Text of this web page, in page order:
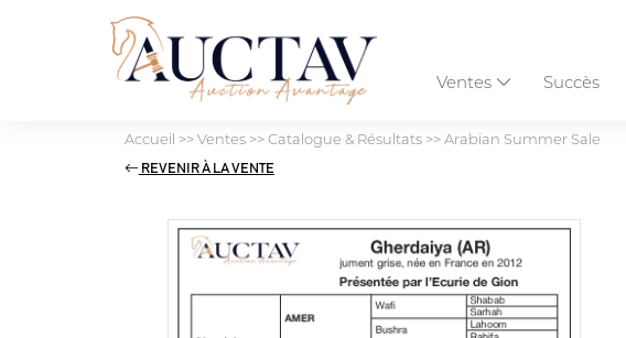
Ventes Succès
Accueil >>Ventes>>Catalogue & Résultats>>Arabian Summer Sale
REVENIR À LA VENTE